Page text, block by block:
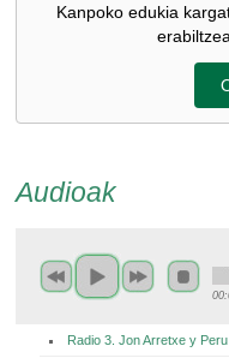
Kanpoko edukia
Audioak
Radio 3. Jon Arretxe y